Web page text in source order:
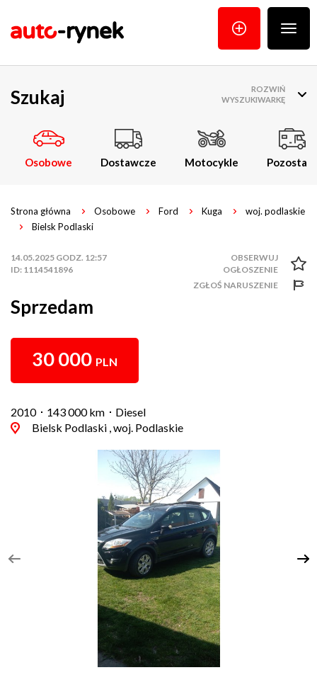
menu
Szukaj
Osobowe Dostawcze Motocykle Pozostałe
ROZWIŃ
WYSZUKIWARKĘ
Strona główna Osobowe Ford Kuga
woj. podlaskie
Bielsk Podlaski
14.05.2025 GODZ. 12:57
ID: 1114541896
ZGŁOŚ NARUSZENIE
Sprzedam
30 000 PLN
2010 143 000 km
Diesel
Bielsk Podlaski , woj. Podlaskie